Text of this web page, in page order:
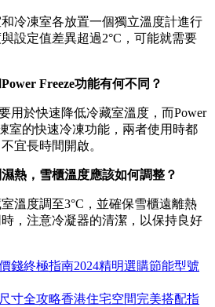
和冷凍室各放置一個獨立溫度計進行
設定值差異超過2°C，可能就需要
Freeze功能有何不同？
要用於快速降低冷藏室溫度，而Power
室的快速冷凍功能，兩者使用時都
宜長時間開啟。
熱，雪櫃溫度應該如何調整？
室溫度調至3°C，並確保雪櫃遠離熱
，注意冷凝器的清潔，以保持良好
錢終極指南2024精明選購節能型號
寸全攻略香港住宅空間完美搭配指